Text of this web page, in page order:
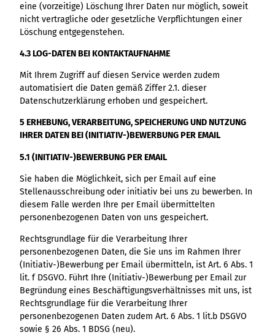
eine (vorzeitige) Löschung Ihrer Daten nur möglich, soweit
nicht vertragliche oder gesetzliche Verpflichtungen einer
Löschung entgegenstehen.
4.3 LOG-DATEN BEI KONTAKTAUFNAHME
Mit Ihrem Zugriff auf diesen Service werden zudem
automatisiert die Daten gemäß Ziffer 2.1. dieser
Datenschutzerklärung erhoben und gespeichert.
5 ERHEBUNG, VERARBEITUNG, SPEICHERUNG UND NUTZUNG
IHRER DATEN BEI (INITIATIV-)BEWERBUNG PER EMAIL
5.1 (INITIATIV-)BEWERBUNG PER EMAIL
Sie haben die Möglichkeit, sich per Email auf eine
Stellenausschreibung oder initiativ bei uns zu bewerben. In
diesem Falle werden Ihre per Email übermittelten
personenbezogenen Daten von uns gespeichert.
Rechtsgrundlage für die Verarbeitung Ihrer
personenbezogenen Daten, die Sie uns im Rahmen Ihrer
(Initiativ-)Bewerbung per Email übermitteln, ist Art. 6 Abs. 1
lit. f DSGVO. Führt Ihre (Initiativ-)Bewerbung per Email zur
Begründung eines Beschäftigungsverhältnisses mit uns, ist
Rechtsgrundlage für die Verarbeitung Ihrer
personenbezogenen Daten zudem Art. 6 Abs. 1 lit.b DSGVO
sowie § 26 Abs. 1 BDSG (neu).